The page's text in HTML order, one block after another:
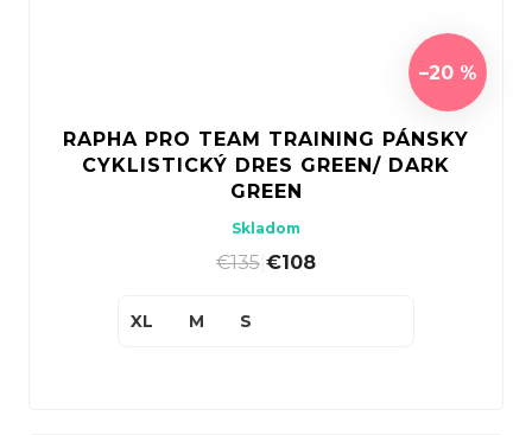
–20 %
RAPHA PRO TEAM TRAINING PÁNSKY
CYKLISTICKÝ DRES GREEN/ DARK
GREEN
Skladom
€135 €108
XL M S